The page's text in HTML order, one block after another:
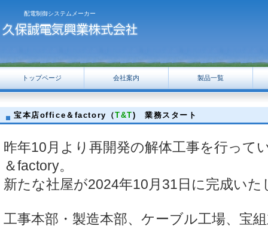
配電制御システムメーカー
宝本店office＆factory（T&T) 業務スタート
昨年10月より再開発の解体工事を行って
＆factory。
新たな社屋が2024年10月31日に完成いた
工事本部・製造本部、ケーブル工場、宝
トップページ 会社案内 製品一覧